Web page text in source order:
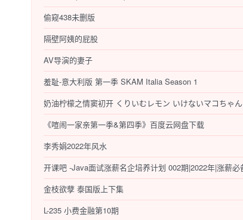
偷窥438未删版
隔壁阿姨的屁股
AV导演的妻子
羞耻-意大利版 第一季 SKAM Italia Season 1
奶油柠檬之情窦初开 くりいむレモン いけないマコちゃん
《喧闹一家亲第一季&第四季》百度云网盘下载
李秀娟2022年风水
金枝欲孽 泰国版上下集
L-235 小费金融第10期